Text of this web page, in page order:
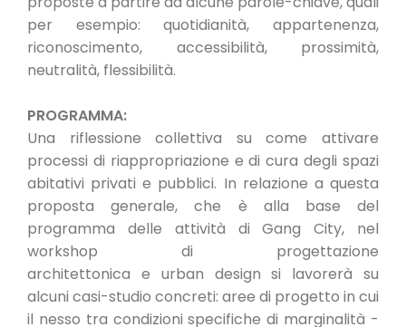
per esempio: quotidianità, appartenenza,
riconoscimento, accessibilità, prossimità,
neutralità, flessibilità.
PROGRAMMA:
Una riflessione collettiva su come attivare
processi di riappropriazione e di cura degli spazi
abitativi privati e pubblici. In relazione a questa
proposta generale, che è alla base del
programma delle attività di Gang City, nel
workshop di progettazione
architettonica e urban design si lavorerà su
alcuni casi-studio concreti: aree di progetto in cui
il nesso tra condizioni specifiche di marginalità -